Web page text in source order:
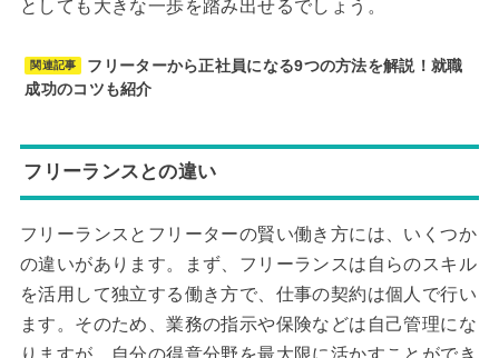
としても大きな一歩を踏み出せるでしょう。
関連記事
フリーターから正社員になる9つの方法を解説！就職
成功のコツも紹介
フリーランスとの違い
フリーランスとフリーターの賢い働き方には、いくつか
の違いがあります。まず、フリーランスは自らのスキル
を活用して独立する働き方で、仕事の契約は個人で行い
ます。そのため、業務の指示や保険などは自己管理にな